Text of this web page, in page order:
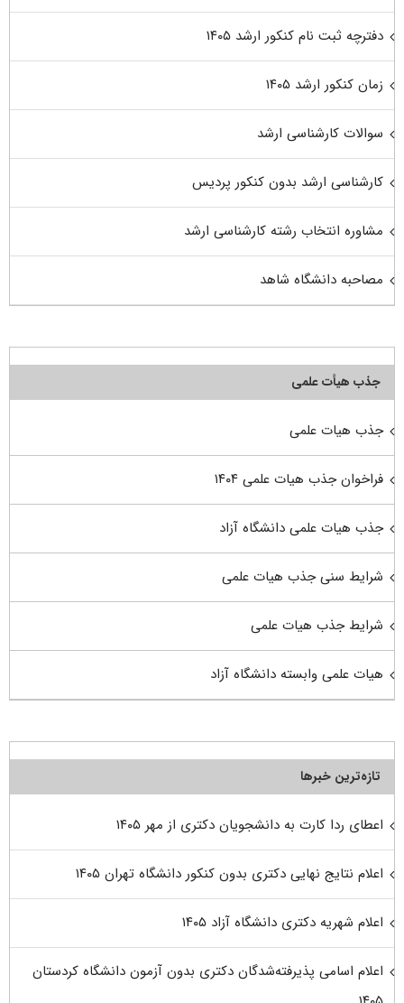
دفترچه ثبت نام کنکور ارشد ۱۴۰۵
زمان کنکور ارشد ۱۴۰۵
سوالات کارشناسی ارشد
کارشناسی ارشد بدون کنکور پردیس
مشاوره انتخاب رشته کارشناسی ارشد
مصاحبه دانشگاه شاهد
جذب هیأت علمی
جذب هیات علمی
فراخوان جذب هیات علمی ۱۴۰۴
جذب هیات علمی دانشگاه آزاد
شرایط سنی جذب هیات علمی
شرایط جذب هیات علمی
هیات علمی وابسته دانشگاه آزاد
تازه‌ترین خبرها
اعطای ردا کارت به دانشجویان دکتری از مهر ۱۴۰۵
اعلام نتایج نهایی دکتری بدون کنکور دانشگاه تهران ۱۴۰۵
اعلام شهریه دکتری دانشگاه آزاد ۱۴۰۵
اعلام اسامی پذیرفته‌شدگان دکتری بدون آزمون دانشگاه کردستان